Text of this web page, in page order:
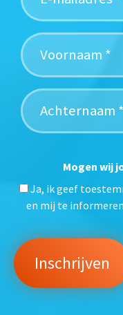
Mogen wij
Ja, ik geef
en mij te